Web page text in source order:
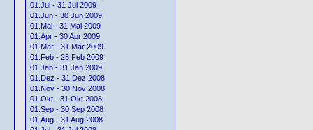
01.Jul - 31 Jul 2009
01.Jun - 30 Jun 2009
01.Mai - 31 Mai 2009
01.Apr - 30 Apr 2009
01.Mär - 31 Mär 2009
01.Feb - 28 Feb 2009
01.Jan - 31 Jan 2009
01.Dez - 31 Dez 2008
01.Nov - 30 Nov 2008
01.Okt - 31 Okt 2008
01.Sep - 30 Sep 2008
01.Aug - 31 Aug 2008